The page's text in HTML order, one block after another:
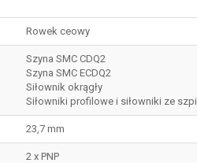
Rowek ceowy
Szyna SMC CDQ2
Szyna SMC ECDQ2
Siłownik okrągły
Siłowniki profilowe i siłowniki ze
23,7 mm
2 x PNP